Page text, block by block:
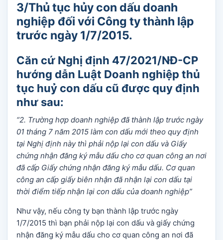
3/Thủ tục hủy con dấu doanh
nghiệp đối với Công ty thành lập
trước ngày 1/7/2015.
Căn cứ Nghị định 47/2021/NĐ-CP
hướng dẫn Luật Doanh nghiệp thủ
tục huỷ con dấu cũ được quy định
như sau:
“2. Trường hợp doanh nghiệp đã thành lập trước ngày
01 tháng 7 năm 2015 làm con dấu mới theo quy định
tại Nghị định này thì phải nộp lại con dấu và Giấy
chứng nhận đăng ký mẫu dấu cho cơ quan công an nơi
đã cấp Giấy chứng nhận đăng ký mẫu dấu. Cơ quan
công an cấp giấy biên nhận đã nhận lại con dấu tại
thời điểm tiếp nhận lại con dấu của doanh nghiệp”
Như vậy, nếu công ty bạn thành lập trước ngày
1/7/2015 thì bạn phải nộp lại con dấu và giấy chứng
nhận đăng ký mẫu dấu cho cơ quan công an nơi đã